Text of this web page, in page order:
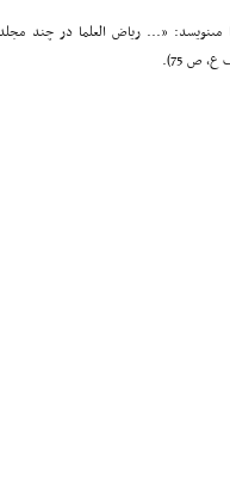
فیروزیه، ص 15 ـ 17. دهخدا مىنویسد: «... ریاض
ص 75).